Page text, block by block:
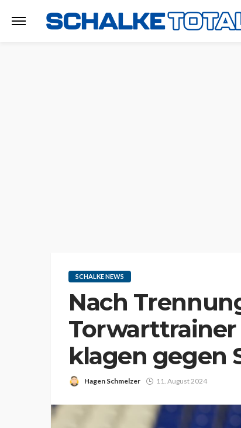
SCHALKE NEWS
Nach
Torwarttrainer
klagen gegen
Hagen Schmelzer 11. August 2024